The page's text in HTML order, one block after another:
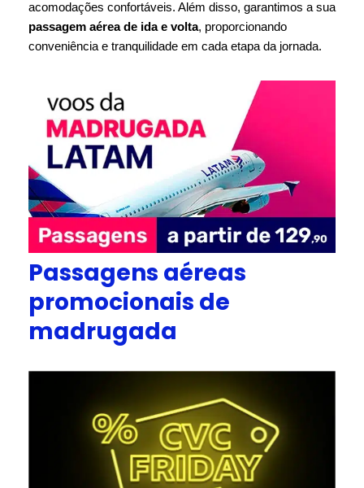
acomodações confortáveis. Além disso, garantimos a sua
passagem aérea de ida e volta, proporcionando
conveniência e tranquilidade em cada etapa da jornada.
Passagens aéreas
promocionais de
madrugada